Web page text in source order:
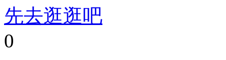
先去逛逛吧
0